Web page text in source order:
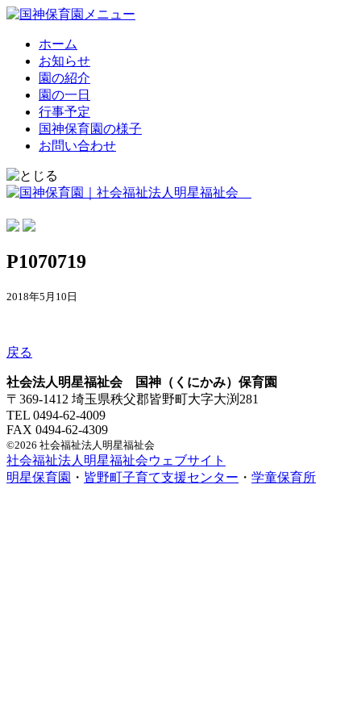
ホーム
お知らせ
園の紹介
園の一日
行事予定
国神保育園の様子
お問い合わせ
P1070719
2018年5月10日
戻る
社会法人明星福祉会 国神（くにかみ）保育園
〒369-1412 埼玉県秩父郡皆野町大字大渕281
TEL 0494-62-4009
FAX 0494-62-4309
©2026 社会福祉法人明星福祉会
社会福祉法人明星福祉会ウェブサイト
明星保育園 ・ 皆野町子育て支援センター ・ 学童保育所